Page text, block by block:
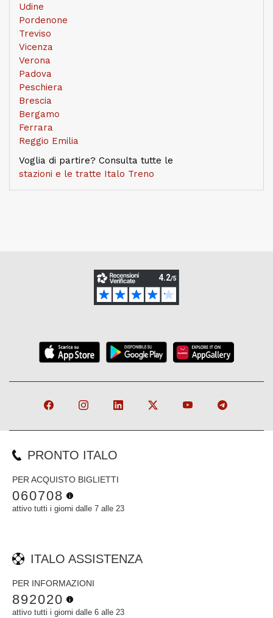
Udine
Pordenone
Treviso
Vicenza
Verona
Padova
Peschiera
Brescia
Bergamo
Ferrara
Reggio Emilia
Voglia di partire? Consulta tutte le
stazioni e le tratte Italo Treno
PRONTO ITALO
PER ACQUISTO BIGLIETTI
060708
attivo tutti i giorni dalle 7 alle 23
ITALO ASSISTENZA
PER INFORMAZIONI
892020
attivo tutti i giorni dalle 6 alle 23